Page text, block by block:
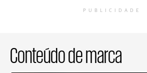
PUBLICIDADE
Conteúdo de marca